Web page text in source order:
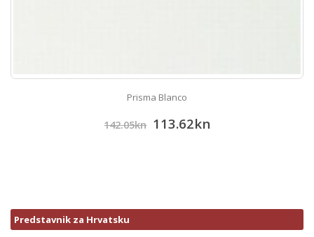
Prisma Blanco
142.05kn 113.62kn
Predstavnik za Hrvatsku